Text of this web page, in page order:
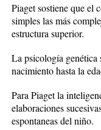
Piaget sostiene que el
simples las más
estructura superior.
La psicología genética
nacimiento hasta la
Para Piaget la
elaboraciones
espontaneas del niño.